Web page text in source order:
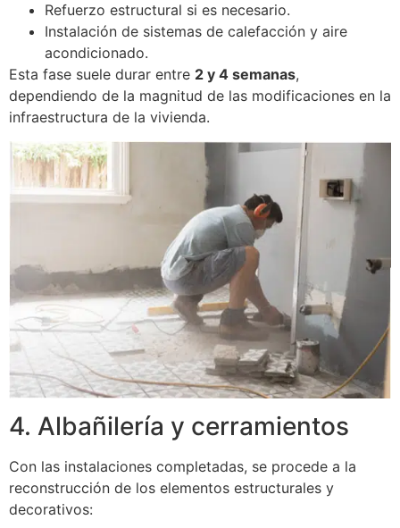
Refuerzo estructural si es necesario.
Instalación de sistemas de calefacción y aire
acondicionado.
Esta fase suele durar entre 2 y 4 semanas,
dependiendo de la magnitud de las modificaciones en la
infraestructura de la vivienda.
4. Albañilería y cerramientos
Con las instalaciones completadas, se procede a la
reconstrucción de los elementos estructurales y
decorativos: